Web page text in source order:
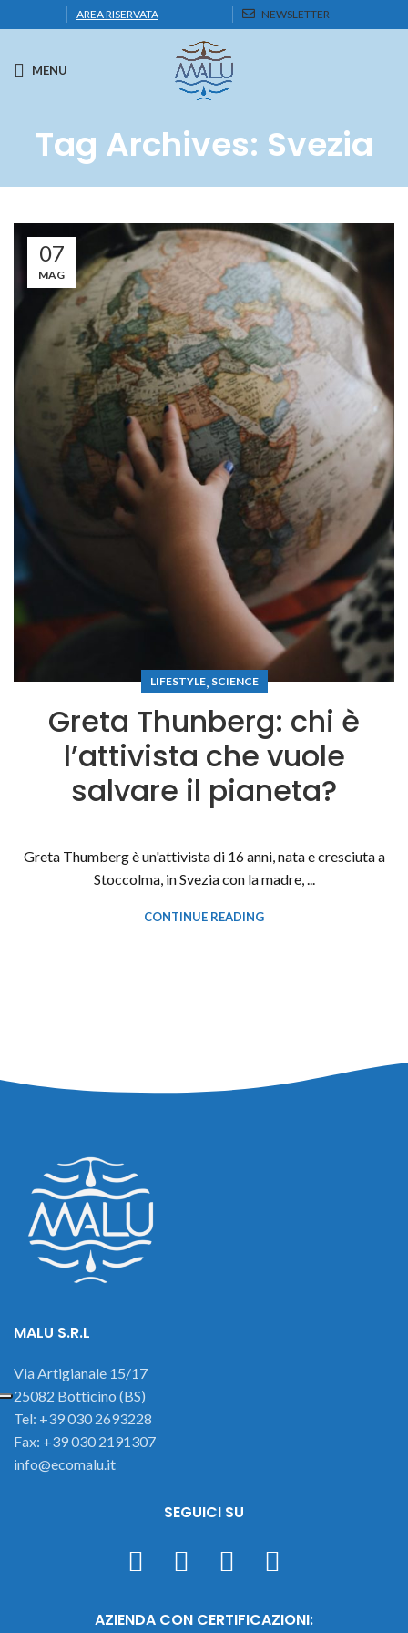
AREA RISERVATA NEWSLETTER
MENU
Tag Archives: Svezia
07
MAG
LIFESTYLE, SCIENCE
Greta Thunberg: chi è
l’attivista che vuole
salvare il pianeta?
Greta Thumberg è un'attivista di 16 anni, nata e cresciuta a
Stoccolma, in Svezia con la madre, ...
CONTINUE READING
MALU S.R.L
Via Artigianale 15/17
25082 Botticino (BS)
Tel: +39 030 2693228
Fax: +39 030 2191307
info@ecomalu.it
SEGUICI SU
AZIENDA CON CERTIFICAZIONI: